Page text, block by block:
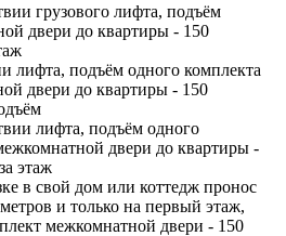
грузового лифта, подъём
двери до квартиры - 150
лифта, подъём одного комплекта
двери до квартиры - 150
лифта, подъём одного
двери до квартиры -
этаж
в свой дом или коттедж пронос
и только на первый этаж,
межкомнатной двери - 150